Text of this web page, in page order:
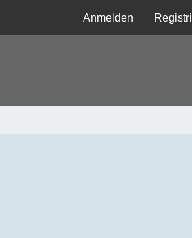
Anmelden